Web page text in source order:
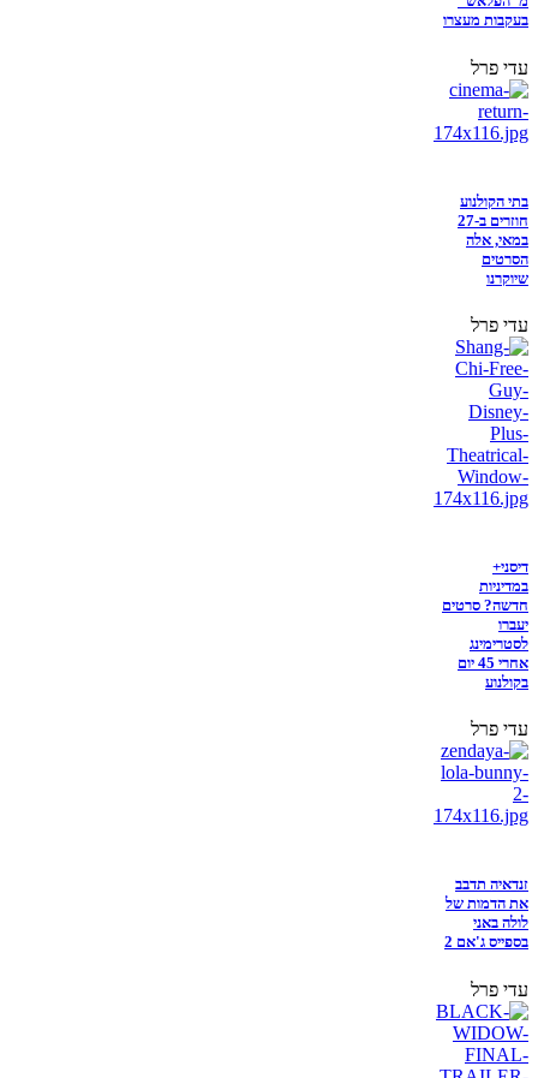
בעקבות מעצרו
עדי פרל
בתי הקולנוע
חוזרים ב-27
במאי, אלה
הסרטים
שיוקרנו
עדי פרל
דיסני+
במדיניות
חדשה? סרטים
יעברו
לסטרימינג
אחרי 45 יום
בקולנוע
עדי פרל
זנדאיה תדבב
את הדמות של
לולה באני
בספייס ג'אם 2
עדי פרל